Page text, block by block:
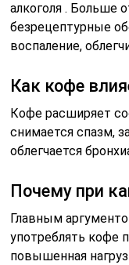
алкоголя . Больше
безрецептурные
воспаление,
Как кофе
Кофе расширяет
снимается спазм,
облегчается
Почему при
Главным
употреблять кофе
повышенная